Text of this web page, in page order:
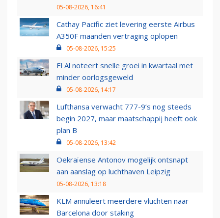
05-08-2026, 16:41
Cathay Pacific ziet levering eerste Airbus
A350F maanden vertraging oplopen
05-08-2026, 15:25
El Al noteert snelle groei in kwartaal met
minder oorlogsgeweld
05-08-2026, 14:17
Lufthansa verwacht 777-9’s nog steeds
begin 2027, maar maatschappij heeft ook
plan B
05-08-2026, 13:42
Oekraïense Antonov mogelijk ontsnapt
aan aanslag op luchthaven Leipzig
05-08-2026, 13:18
KLM annuleert meerdere vluchten naar
Barcelona door staking